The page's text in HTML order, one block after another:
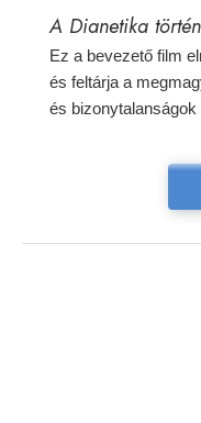
A Dianetika
Ez a bevezető film
és feltárja a
és